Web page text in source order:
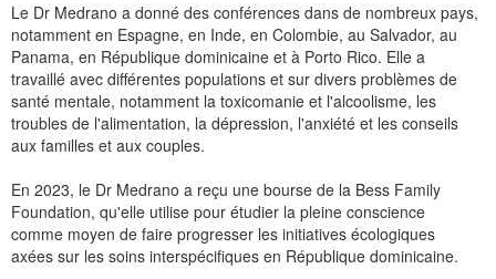
Le Dr Medrano a donné des conférences dans de nombreux pays,
notamment en Espagne, en Inde, en Colombie, au Salvador, au
Panama, en République dominicaine et à Porto Rico. Elle a
travaillé avec différentes populations et sur divers problèmes de
santé mentale, notamment la toxicomanie et l'alcoolisme, les
troubles de l'alimentation, la dépression, l'anxiété et les conseils
aux familles et aux couples.
En 2023, le Dr Medrano a reçu une bourse de la Bess Family
Foundation, qu'elle utilise pour étudier la pleine conscience
comme moyen de faire progresser les initiatives écologiques
axées sur les soins interspécifiques en République dominicaine.